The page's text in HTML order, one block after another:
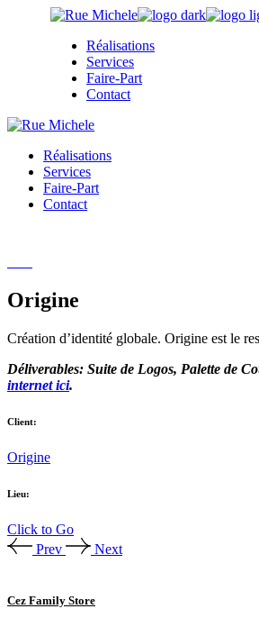
Réalisations
Services
Faire-Part
Contact
Réalisations
Services
Faire-Part
Contact
Origine
Création d’identité globale. Origine est le
Déliverables: Suite de Logos, Palette de
internet ici.
Client:
Origine
Lieu:
Click to Go
Prev
Next
Cez Family Store